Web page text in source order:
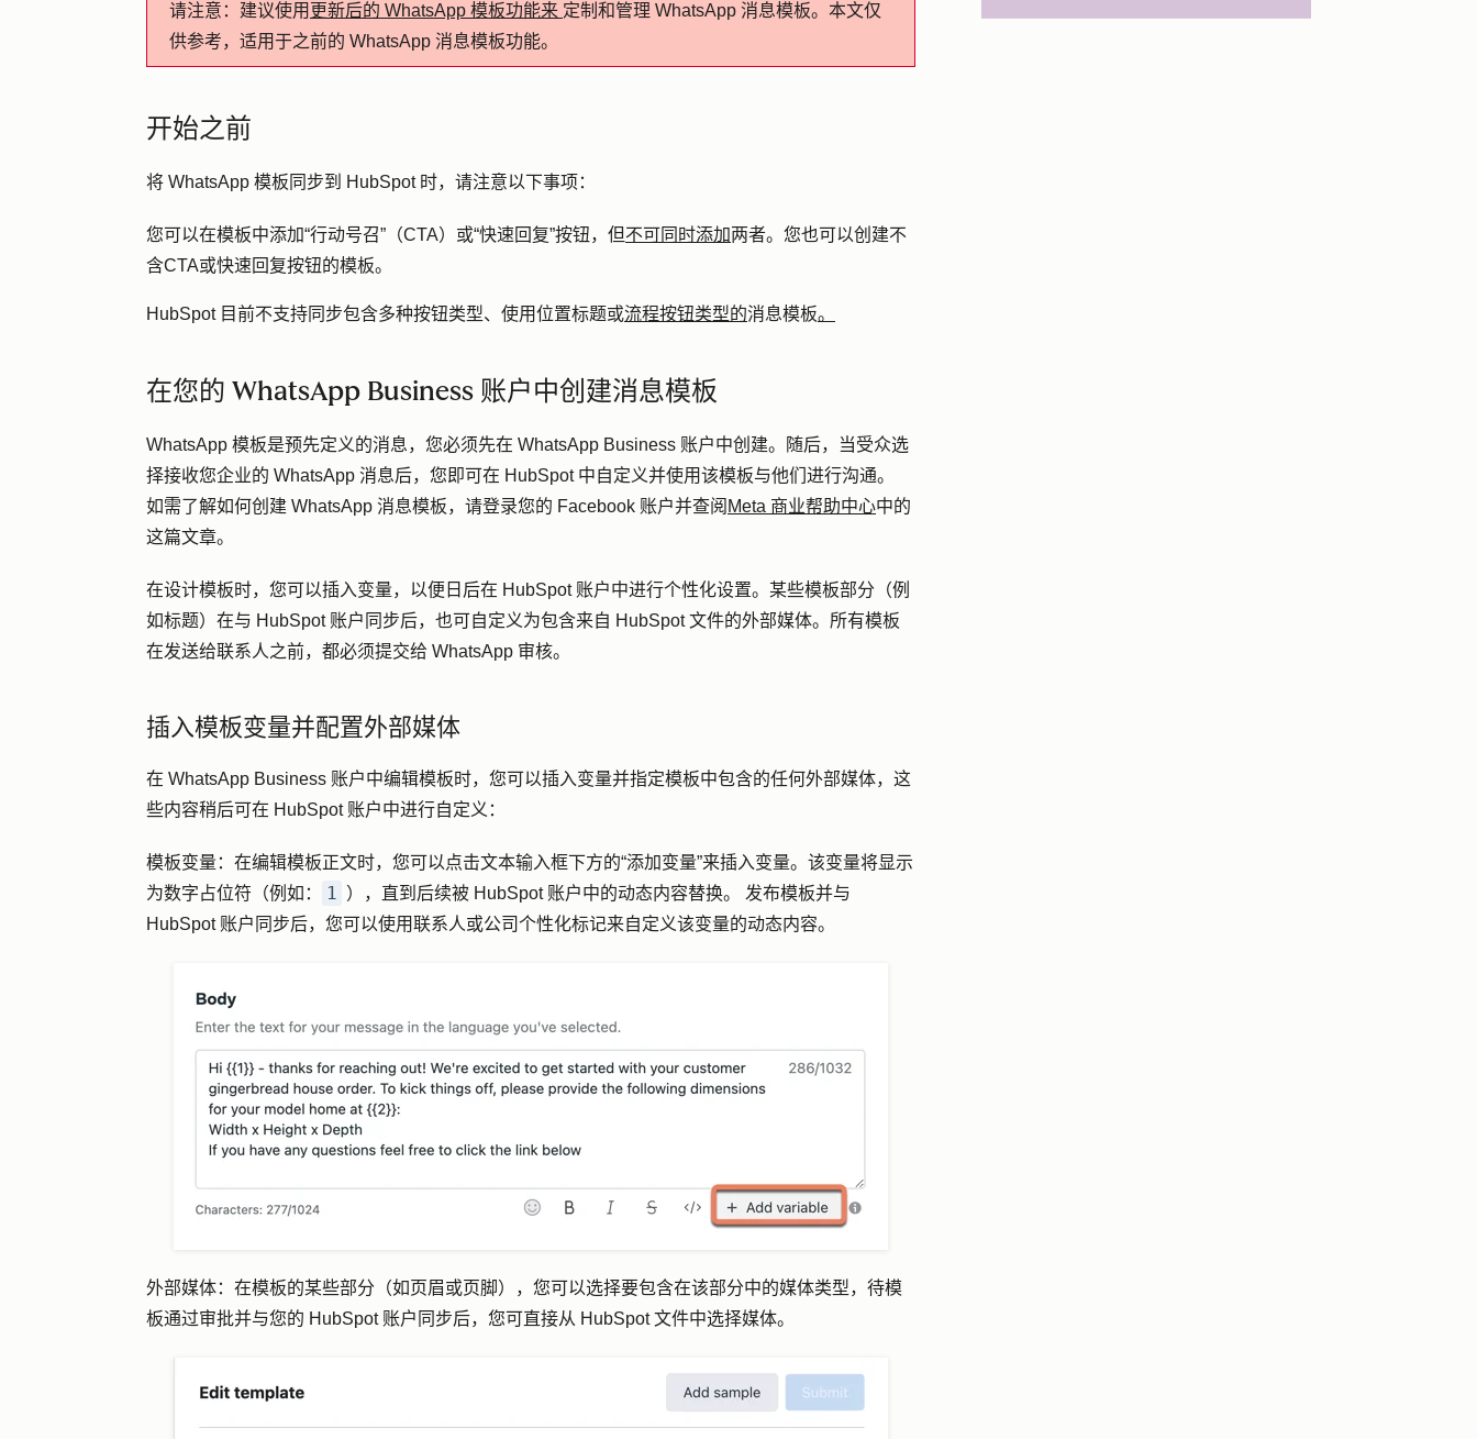
请注意： 建议使用 更新后的 WhatsApp 模板功能来 定制和管理 WhatsApp 消息模板。本文仅
供参考，适用于之前的 WhatsApp 消息模板功能。
开始之前
将 WhatsApp 模板同步到 HubSpot 时，请注意以下事项：
您可以在模板中添加“行动号召”（CTA）或“快速回复”按钮，但不可同时添加两者。您也可以创建不
含CTA或快速回复按钮的模板。
HubSpot 目前不支持同步包含多种按钮类型、使用位置标题或流程按钮类型的消息模板。
在您的 WhatsApp Business 账户中创建消息模板
WhatsApp 模板是预先定义的消息，您必须先在 WhatsApp Business 账户中创建。随后，当受众选
择接收您企业的 WhatsApp 消息后，您即可在 HubSpot 中自定义并使用该模板与他们进行沟通。
如需了解如何创建 WhatsApp 消息模板，请登录您的 Facebook 账户并查阅 Meta 商业帮助中心中的
这篇文章。
在设计模板时，您可以插入变量，以便日后在 HubSpot 账户中进行个性化设置。某些模板部分（例
如标题）在与 HubSpot 账户同步后，也可自定义为包含来自 HubSpot 文件的外部媒体。所有模板
在发送给联系人之前，都必须提交给 WhatsApp 审核。
插入模板变量并配置外部媒体
在 WhatsApp Business 账户中编辑模板时，您可以插入变量并指定模板中包含的任何外部媒体，这
些内容稍后可在 HubSpot 账户中进行自定义：
模板变量： 在编辑模板正文时，您可以点击文本输入框下方的“添加变量”来插入变量。该变量将显示
为数字占位符（例如：
1 ），直到后续被 HubSpot 账户中的动态内容替换。 发布模板并与
HubSpot 账户同步后，您可以使用联系人或公司个性化标记来自定义该变量的动态内容。
外部媒体： 在模板的某些部分（如页眉或页脚），您可以选择要包含在该部分中的媒体类型，待模
板通过审批并与您的 HubSpot 账户同步后，您可直接从 HubSpot 文件中选择媒体。